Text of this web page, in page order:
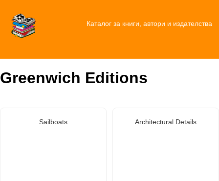
Каталог за книги, автори и издателства
Greenwich Editions
Sailboats Architectural Details